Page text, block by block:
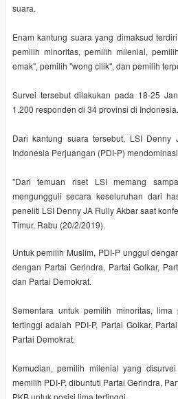
suara.
Enam kantung suara yang dimaksud
pemilih minoritas, pemilih milenial,
emak", pemilih "wong cilik", dan pemilih
Survei tersebut dilakukan pada 18-25
1.200 responden di 34 provinsi di Indonesia.
Dari kantung suara tersebut, LSI Denny
Indonesia Perjuangan (PDI-P)
"Dari temuan riset LSI memang
mengungguli secara keseluruhan dari
peneliti LSI Denny JA Rully Akbar saat
Timur, Rabu (20/2/2019).
Untuk pemilih Muslim, PDI-P unggul
dengan Partai Gerindra, Partai Golkar,
dan Partai Demokrat.
Sementara untuk pemilih minoritas,
tertinggi adalah PDI-P, Partai Golkar,
Partai Demokrat.
Kemudian, pemilih milenial yang
memilih PDI-P, dibuntuti Partai Gerindra,
PKB untuk posisi lima tertinggi.